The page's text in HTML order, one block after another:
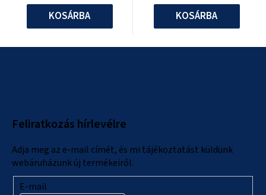
KOSÁRBA KOSÁRBA
Feliratkozás hírlevélre
Adja meg az e-mail címét, és mi tájékoztatást küldünk
webáruházunk új termékeiről.
E-mail